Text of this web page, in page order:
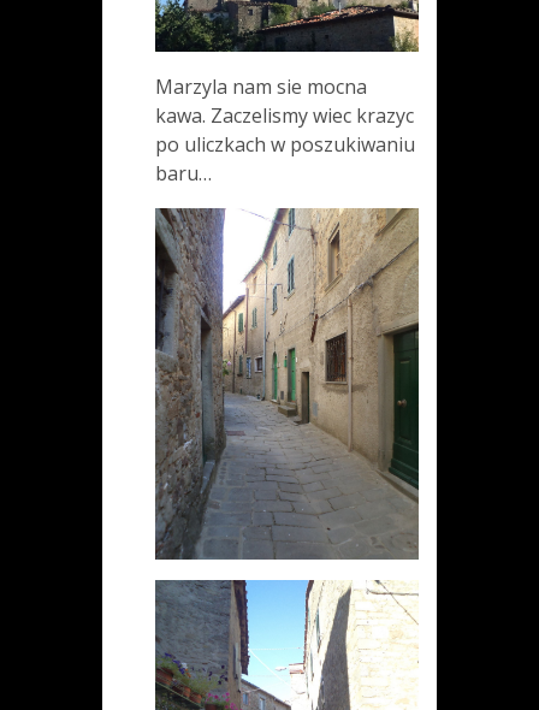
Marzyla nam sie mocna
kawa. Zaczelismy wiec krazyc
po uliczkach w poszukiwaniu
baru…